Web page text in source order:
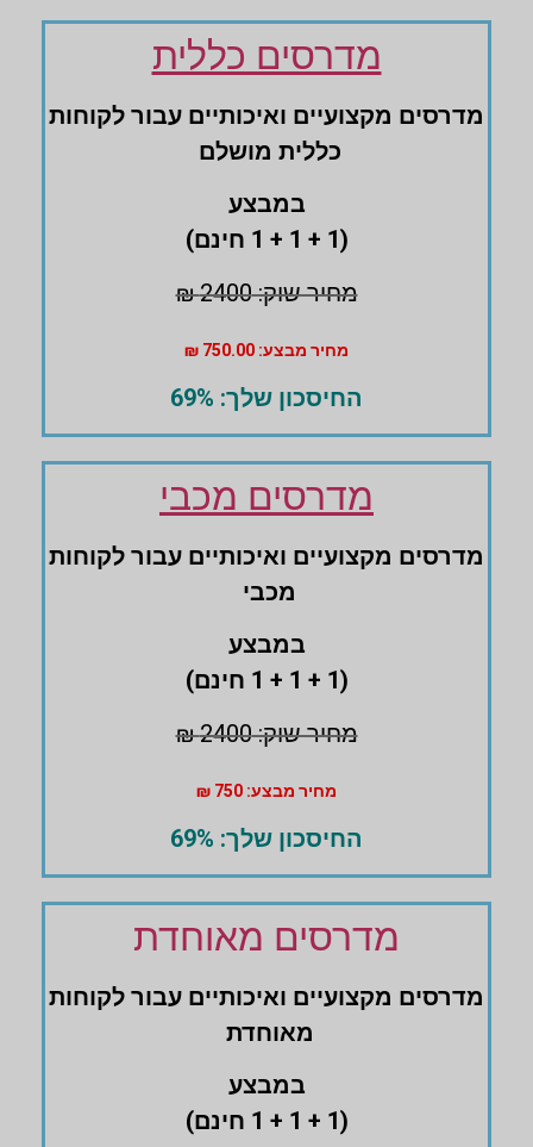
מדרסים כללית
מדרסים ‏מקצועיים ‏ואיכותיים עבור לקוחות
‏כללית מושלם
במבצע
(1 + 1 + 1 חינם)
מחיר שוק: 2400 ₪
מחיר מבצע: 750.00 ₪
החיסכון שלך: 69%
מדרסים מכבי
מדרסים ‏מקצועיים ואיכותיים עבור לקוחות
מכבי
במבצע
(1 + 1 + 1 חינם)
מחיר שוק: 2400 ₪
מחיר מבצע: 750 ₪
החיסכון שלך: 69%
מדרסים מאוחדת
מדרסים ‏מקצועיים ואיכותיים עבור לקוחות
מאוחדת
במבצע
(1 + 1 + 1 חינם)